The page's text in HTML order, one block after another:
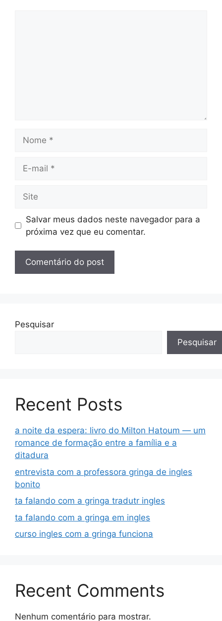
mail
Salvar meus dados neste navegador para a
próxima vez que eu comentar.
Pesquisar
Pesquisar
Recent Posts
a noite da espera: livro do Milton Hatoum — um
romance de formação entre a família e a
ditadura
entrevista com a professora gringa de ingles
bonito
ta falando com a gringa tradutr ingles
ta falando com a gringa em ingles
curso ingles com a gringa funciona
Recent Comments
Nenhum comentário para mostrar.